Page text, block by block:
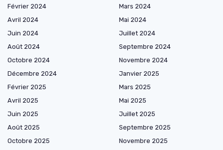
Février 2024
Mars 2024
Avril 2024
Mai 2024
Juin 2024
Juillet 2024
Août 2024
Septembre 2024
Octobre 2024
Novembre 2024
Décembre 2024
Janvier 2025
Février 2025
Mars 2025
Avril 2025
Mai 2025
Juin 2025
Juillet 2025
Août 2025
Septembre 2025
Octobre 2025
Novembre 2025